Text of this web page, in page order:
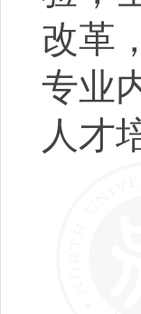
改革
专业
人才